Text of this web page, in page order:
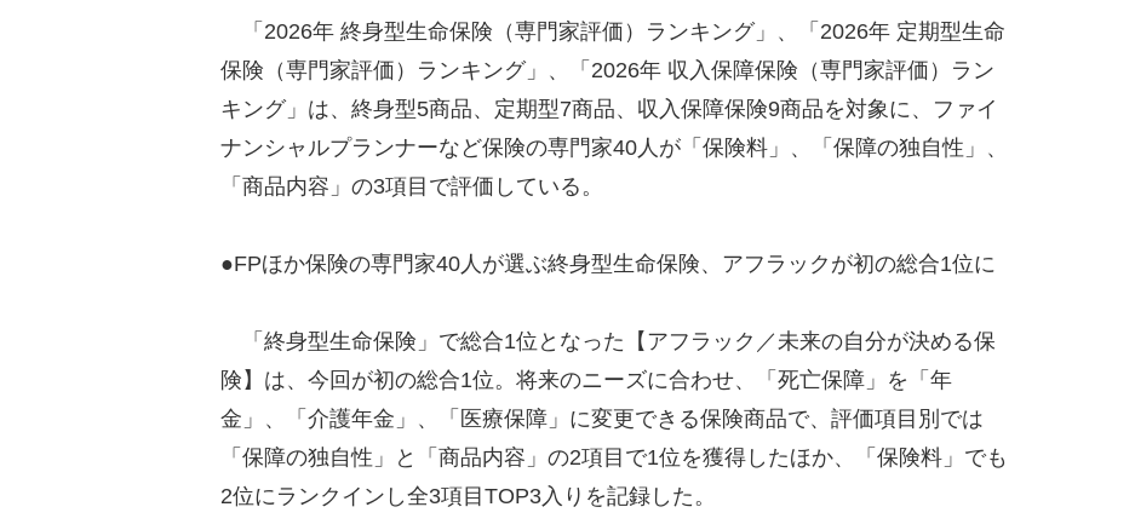
「2026年 終身型生命保険（専門家評価）ランキング」、「2026年 定期型生命
保険（専門家評価）ランキング」、「2026年 収入保障保険（専門家評価）ラン
キング」は、終身型5商品、定期型7商品、収入保障保険9商品を対象に、ファイ
ナンシャルプランナーなど保険の専門家40人が「保険料」、「保障の独自性」、
「商品内容」の3項目で評価している。
●FPほか保険の専門家40人が選ぶ終身型生命保険、アフラックが初の総合1位に
「終身型生命保険」で総合1位となった【アフラック／未来の自分が決める保
険】は、今回が初の総合1位。将来のニーズに合わせ、「死亡保障」を「年
金」、「介護年金」、「医療保障」に変更できる保険商品で、評価項目別では
「保障の独自性」と「商品内容」の2項目で1位を獲得したほか、「保険料」でも
2位にランクインし全3項目TOP3入りを記録した。